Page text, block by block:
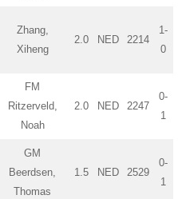
Zhang,
Xiheng
2.0 NED 2214
1-
0
FM
Ritzerveld,
Noah
2.0 NED 2247
0-
1
GM
Beerdsen,
Thomas
1.5 NED 2529
0-
1